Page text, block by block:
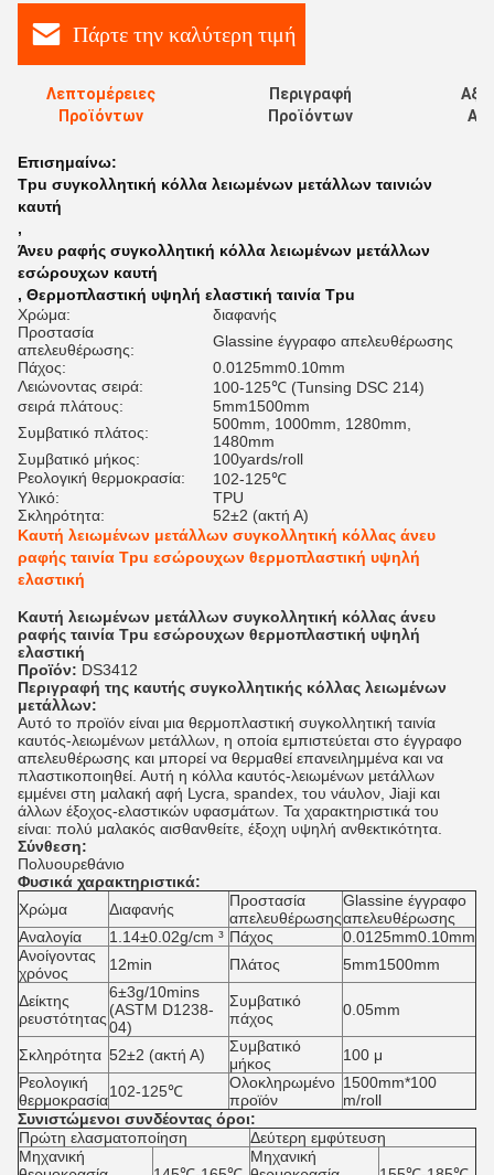
Πάρτε την καλύτερη τιμή
Λεπτομέρειες
Προϊόντων
Περιγραφή
Προϊόντων
Επισημαίνω:
Tpu συγκολλητική κόλλα λειωμένων μετάλλων ταινιών
καυτή
,
Άνευ ραφής συγκολλητική κόλλα λειωμένων μετάλλων
εσώρουχων καυτή
, Θερμοπλαστική υψηλή ελαστική ταινία Tpu
Χρώμα:
διαφανής
Προστασία
απελευθέρωσης:
Glassine έγγραφο απελευθέρωσης
Πάχος:
0.0125mm0.10mm
Λειώνοντας σειρά:
100-125℃ (Tunsing DSC 214)
σειρά πλάτους:
5mm1500mm
Συμβατικό πλάτος:
500mm, 1000mm, 1280mm,
1480mm
Συμβατικό μήκος:
100yards/roll
Ρεολογική θερμοκρασία:
102-125℃
Υλικό:
TPU
Σκληρότητα:
52±2 (ακτή Α)
Καυτή λειωμένων μετάλλων συγκολλητική κόλλας άνευ
ραφής ταινία Tpu εσώρουχων θερμοπλαστική υψηλή
ελαστική
Καυτή λειωμένων μετάλλων συγκολλητική κόλλας άνευ
ραφής ταινία Tpu εσώρουχων θερμοπλαστική υψηλή
ελαστική
Προϊόν: DS3412
Περιγραφή της καυτής συγκολλητικής κόλλας λειωμένων
μετάλλων:
Αυτό το προϊόν είναι μια θερμοπλαστική συγκολλητική ταινία
καυτός-λειωμένων μετάλλων, η οποία εμπιστεύεται στο έγγραφο
απελευθέρωσης και μπορεί να θερμαθεί επανειλημμένα και να
πλαστικοποιηθεί. Αυτή η κόλλα καυτός-λειωμένων μετάλλων
εμμένει στη μαλακή αφή Lycra, spandex, του νάυλον, Jiaji και
άλλων έξοχος-ελαστικών υφασμάτων. Τα χαρακτηριστικά του
είναι: πολύ μαλακός αισθανθείτε, έξοχη υψηλή ανθεκτικότητα.
Σύνθεση:
Πολυουρεθάνιο
Φυσικά χαρακτηριστικά:
Χρώμα
Διαφανής
Προστασία
απελευθέρωσης
Glassine έγγραφο
απελευθέρωσης
Αναλογία
1.14±0.02g/cm ³ Πάχος
0.0125mm0.10mm
Ανοίγοντας
χρόνος
12min Πλάτος 5mm1500mm
Δείκτης
ρευστότητας
6±3g/10mins
(ASTM D1238-
04)
Συμβατικό
πάχος
0.05mm
Σκληρότητα 52±2 (ακτή Α)
Συμβατικό
μήκος
100 μ
Ρεολογική
θερμοκρασία102-125℃
Ολοκληρωμένο
προϊόν
1500mm*100
m/roll
Συνιστώμενοι συνδέοντας όροι:
Πρώτη ελασματοποίηση
Δεύτερη εμφύτευση
Μηχανική
Μηχανική